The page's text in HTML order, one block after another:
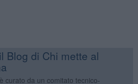
Blog di Chi mette al
curato da un comitato tecnico-